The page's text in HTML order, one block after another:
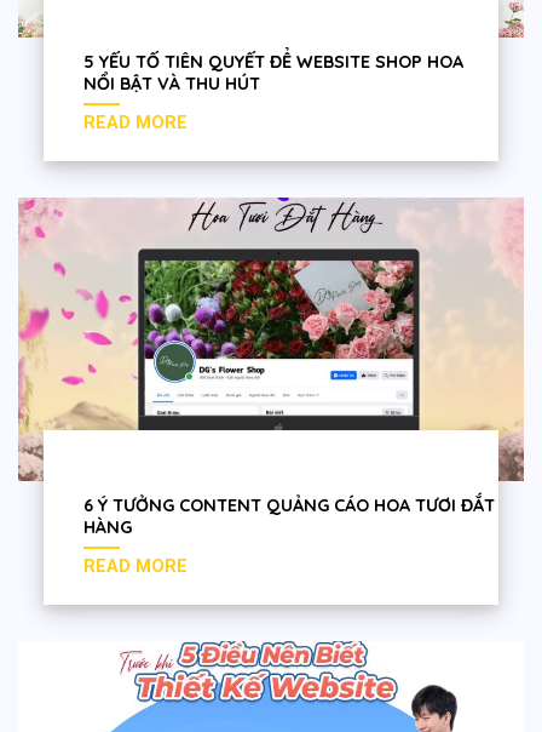
5 YẾU TỐ TIÊN QUYẾT ĐỂ WEBSITE SHOP HOA
NỔI BẬT VÀ THU HÚT
6 Ý TƯỞNG CONTENT QUẢNG CÁO HOA TƯƠI ĐẮT
HÀNG